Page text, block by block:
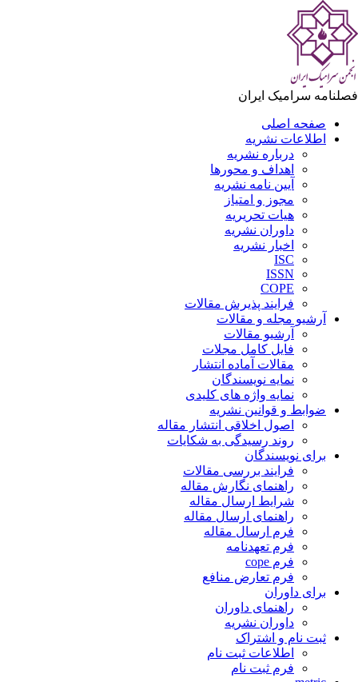
سرامیک ایران
صفحه اصلی
اطلاعات نشریه
درباره نشریه
اهداف و محورها
آیین نامه نشریه
مجوز و امتیاز
هیات تحریریه
داوران نشریه
اخبار نشریه
ISC
ISSN
COPE
فرایند پذیرش مقالات
آرشیو مجله و مقالات
آرشیو مقالات
فایل کامل مجلات
مقالات آماده انتشار
نمایه نویسندگان
نمایه واژه های کلیدی
ضوابط و قوانین نشریه
اصول اخلاقی انتشار مقاله
روند رسیدگی به شکایات
برای نویسندگان
فرایند بررسی مقالات
راهنمای نگارش مقاله
شرایط ارسال مقاله
راهنمای ارسال مقاله
فرم ارسال مقاله
فرم تعهدنامه
فرم cope
فرم تعارض منافع
برای داوران
راهنمای داوران
داوران نشریه
ثبت نام و اشتراک
اطلاعات ثبت نام
فرم ثبت نام